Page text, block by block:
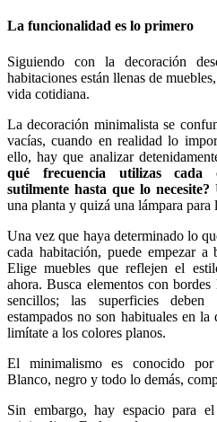
La funcionalidad es lo primero
Siguiendo con la decoración
habitaciones están llenas de
vida cotidiana.
La decoración minimalista se
vacías, cuando en realidad lo
ello, hay que analizar
qué frecuencia utilizas cada
sutilmente hasta que lo necesite?
una planta y quizá una lámpara para
Una vez que haya determinado lo
cada habitación, puede empezar a
Elige muebles que reflejen el
ahora. Busca elementos con
sencillos; las superficies
estampados no son habituales en
limítate a los colores planos.
El minimalismo es conocido
Blanco, negro y todo lo demás,
Sin embargo, hay espacio para